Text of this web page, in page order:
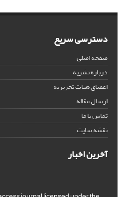
دسترسی سریع
صفحه اصلی
درباره نشریه
اعضای هیات تحریریه
ارسال مقاله
تماس با ما
نقشه سایت
آخرین اخبار